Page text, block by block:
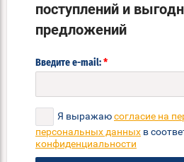
поступлений и
предложений
Введите e-mail: *
Я выражаюсогласие на
персональных данных в
конфиденциальности